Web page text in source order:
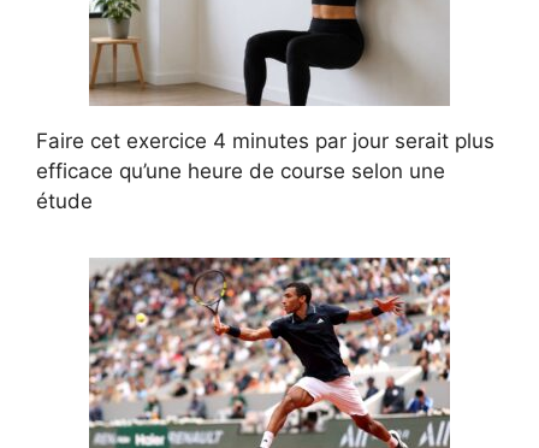
Faire cet exercice 4 minutes par jour serait plus
efficace qu’une heure de course selon une
étude